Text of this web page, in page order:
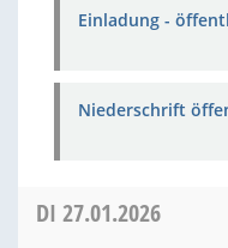
Einladung -
Niederschrift
DI 27.01.2026